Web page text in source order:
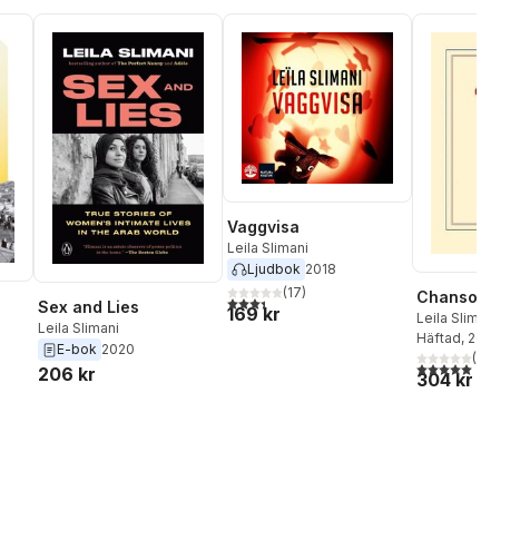
Sex and Lies
Leila Slimani
E-bok 2020
206 kr
Vaggvisa
Leila Slimani
Ljudbok 2018
3,4utav 5 stjärnor. Totalt antal röster:
(17)
169 kr
Chanson
Leila Slimani
Häftad, 2016
5,0utav 5(
304 kr